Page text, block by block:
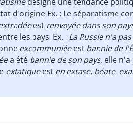
d'origine Ex. : Le séparatisme
est renvoyée dans son
les pays. Ex. : La Russie n'a
excommuniéeest bannie de
a été bannie de son pays, elle
extatiqueest en extase, béate,